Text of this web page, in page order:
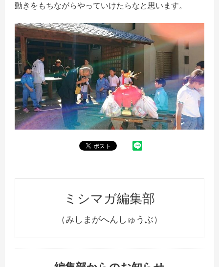
動きをもちながらやっていけたらなと思います。
ミシマガ編集部
（みしまがへんしゅうぶ）